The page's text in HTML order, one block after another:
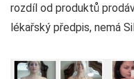
rozdíl od produktů
lékařský předpis, nemá